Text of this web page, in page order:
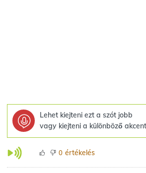
Lehet kiejteni ezt a szót jobb
vagy kiejteni a különböző
0 értékelés